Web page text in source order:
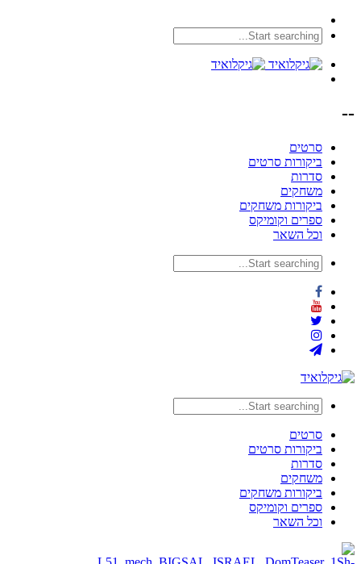
--
סרטים
ביקורות סרטים
סדרות
משחקים
ביקורות משחקים
ספרים וקומיקס
וכל השאר
סרטים
ביקורות סרטים
סדרות
משחקים
ביקורות משחקים
ספרים וקומיקס
וכל השאר